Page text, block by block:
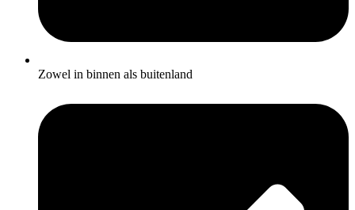
Zowel in binnen als buitenland